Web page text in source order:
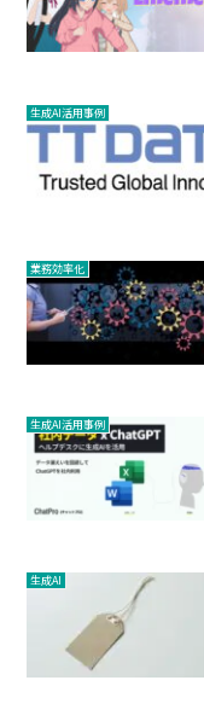
生成AI活用事例
業務効率化
生成AI活用事例
生成AI